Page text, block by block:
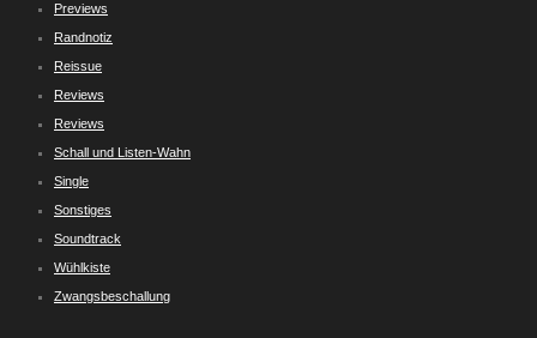
Previews
Randnotiz
Reissue
Reviews
Reviews
Schall und Listen-Wahn
Single
Sonstiges
Soundtrack
Wühlkiste
Zwangsbeschallung